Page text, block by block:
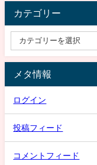
カテゴリー
メタ情報
ログイン
投稿フィード
コメントフィード